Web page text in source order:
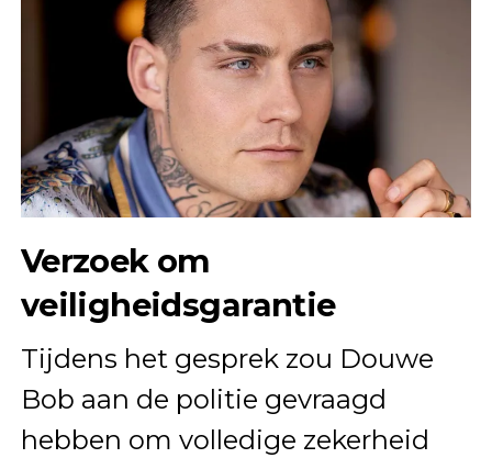
Verzoek om
veiligheidsgarantie
Tijdens het gesprek zou Douwe
Bob aan de politie gevraagd
hebben om volledige zekerheid